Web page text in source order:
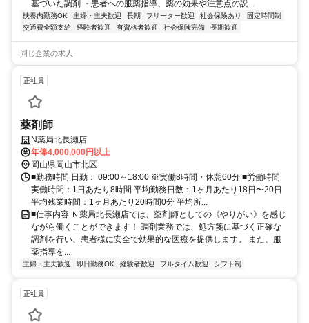
基づいた調剤 ・患者への服薬指導、薬の効果や注意点の説...
扶養内勤務OK 主婦・主夫歓迎 長期 フリーター歓迎 社会保険あり
固定時間制
交通費全額支給
経験者歓迎 有資格者歓迎 社会保険完備 長期歓迎
同じ企業の求人
正社員
薬剤師
N薬局北長瀬店
年俸4,000,000円以上
岡山県岡山市北区
■勤務時間 日勤： 09:00～18:00 ※実働8時間・休憩60分 ■労働時間
実働時間：1日あたり8時間 平均勤務日数：1ヶ月あたり18日〜20日
平均残業時間：1ヶ月あたり20時間0分 平均所...
■仕事内容 Ｎ薬局北長瀬店では、薬剤師としての《やりがい》を感じ
ながら働くことができます！ 調剤業務では、処方箋に基づく正確な
調剤を行い、患者様に安全で効果的な医療を提供します。 また、服
薬指導を...
主婦・主夫歓迎 即日勤務OK 経験者歓迎 フルタイム歓迎 シフト制
正社員